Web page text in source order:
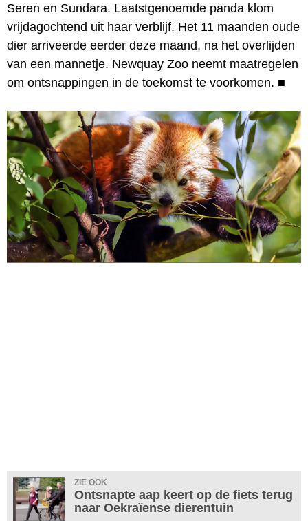
Seren en Sundara. Laatstgenoemde panda klom
vrijdagochtend uit haar verblijf. Het 11 maanden oude
dier arriveerde eerder deze maand, na het overlijden
van een mannetje. Newquay Zoo neemt maatregelen
om ontsnappingen in de toekomst te voorkomen. ■
ZIE OOK
Ontsnapte aap keert op de fiets terug
naar Oekraïense dierentuin